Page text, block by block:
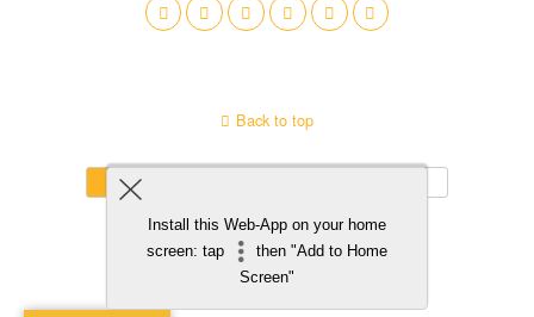
Back to top
Install this Web-App on your home
screen: tap
then "Add to Home
Screen"